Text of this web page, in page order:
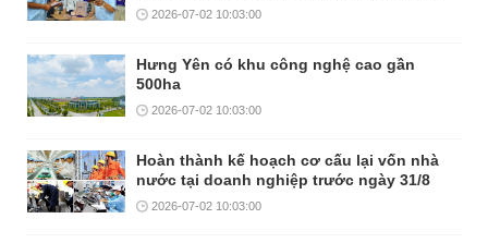
2026-07-02 10:03:00
Hưng Yên có khu công nghệ cao gần
500ha
2026-07-02 10:03:00
Hoàn thành kế hoạch cơ cấu lại vốn nhà
nước tại doanh nghiệp trước ngày 31/8
2026-07-02 10:03:00